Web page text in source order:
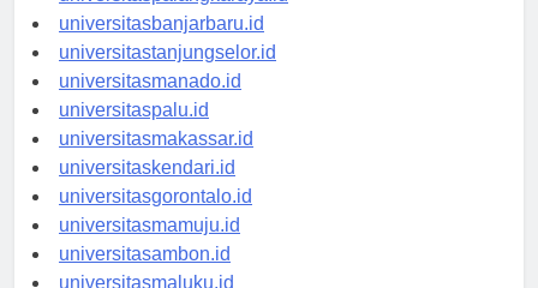
universitaspalangkaraya.id
universitasbanjarbaru.id
universitastanjungselor.id
universitasmanado.id
universitaspalu.id
universitasmakassar.id
universitaskendari.id
universitasgorontalo.id
universitasmamuju.id
universitasambon.id